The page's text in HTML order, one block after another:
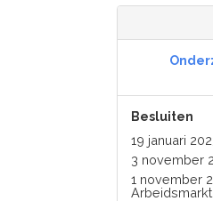
Besluiten
19 januari
3 november
1 november